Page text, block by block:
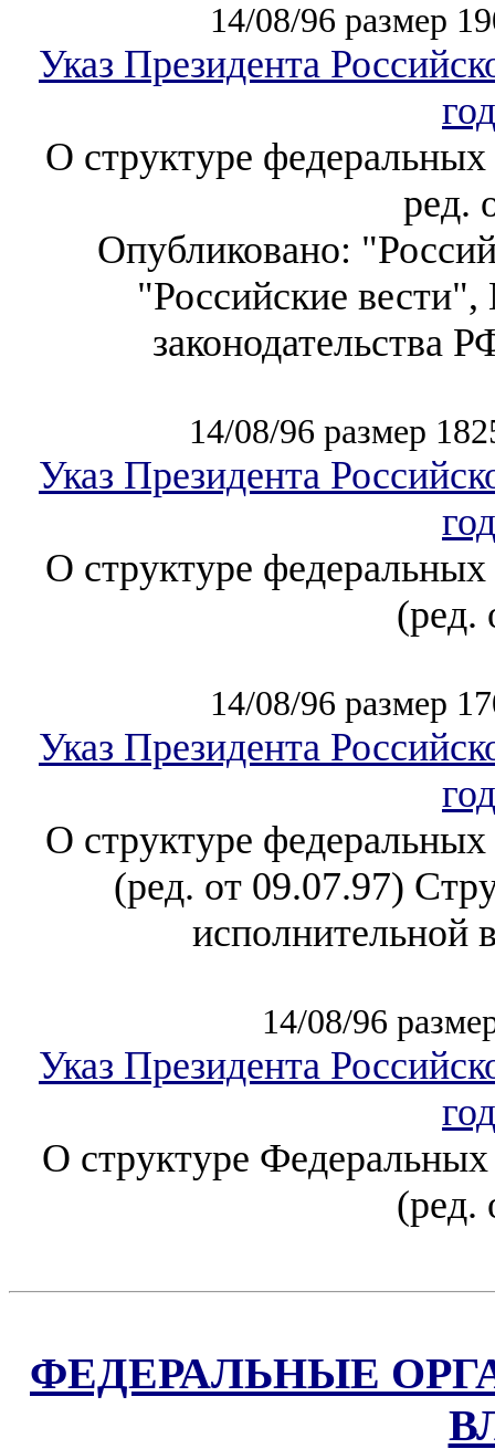
14/08/96 размер
Указ Президента
О структуре
ред.
Опубликовано:
"Российские
законодательства
14/08/96 размер
Указ Президента
О структуре
(ред.
14/08/96 размер
Указ Президента
О структуре
(ред. от 09.07.97)
исполнительной
14/08/96
Указ Президента
О структуре
(ред.
ФЕДЕРАЛЬНЫЕ